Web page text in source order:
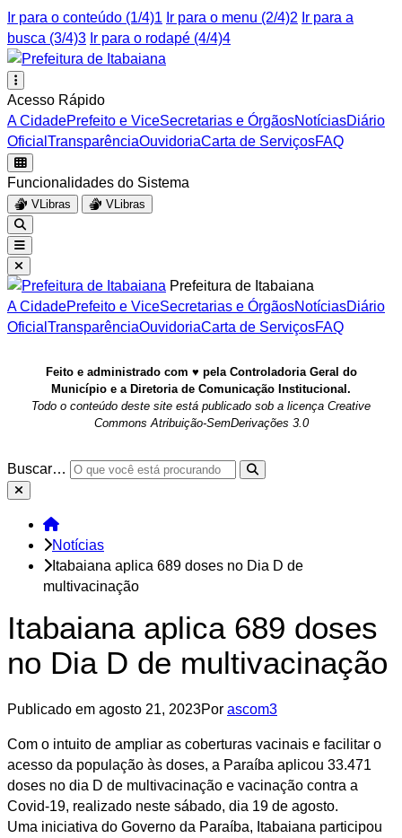
Ir para o conteúdo (1/4)1 Ir para o menu (2/4)2 Ir para a
busca (3/4)3 Ir para o rodapé (4/4)4
Acesso Rápido
A CidadePrefeito e ViceSecretarias e ÓrgãosNotíciasDiário
Oficial TransparênciaOuvidoriaCarta de ServiçosFAQ
Funcionalidades do Sistema
VLibras VLibras
Prefeitura de Itabaiana
A CidadePrefeito e ViceSecretarias e ÓrgãosNotíciasDiário
Oficial TransparênciaOuvidoriaCarta de ServiçosFAQ
Feito e administrado com ♥ pela Controladoria Geral do
Município e a Diretoria de Comunicação Institucional.
Todo o conteúdo deste site está publicado sob a licença Creative
Commons Atribuição-SemDerivações 3.0
Prefeitura
de
Buscar…
Início
Notícias
Itabaiana aplica 689 doses no Dia D de
multivacinação
Itabaiana aplica 689 doses
no Dia D de multivacinação
Publicado em agosto 21, 2023Por ascom3
Com o intuito de ampliar as coberturas vacinais e facilitar o
acesso da população às doses, a Paraíba aplicou 33.471
doses no dia D de multivacinação e vacinação contra a
Covid-19, realizado neste sábado, dia 19 de agosto.
Uma iniciativa do Governo da Paraíba, Itabaiana participou